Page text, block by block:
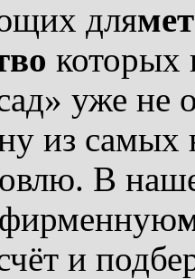
для
которых
уже не
из самых
В
и